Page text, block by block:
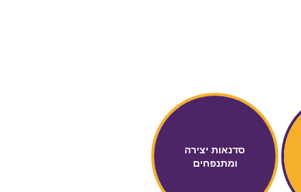
סדנאות יצירה
ומתנפחים